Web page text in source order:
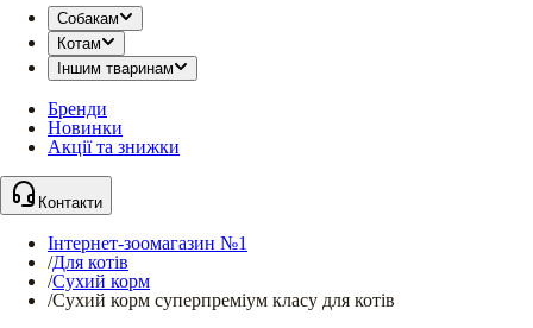
Собакам
Котам
Іншим тваринам
Бренди
Новинки
Акції та знижки
Контакти
Інтернет-зоомагазин №1
/Для котів
/Сухий корм
/Сухий корм суперпреміум класу для котів